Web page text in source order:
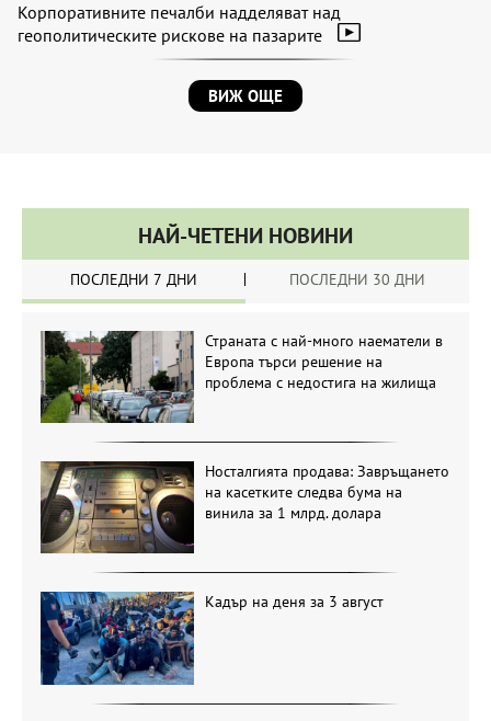
Корпоративните печалби надделяват над
геополитическите рискове на пазарите
ВИЖ ОЩЕ
НАЙ-ЧЕТЕНИ НОВИНИ
ПОСЛЕДНИ 7 ДНИ ПОСЛЕДНИ 30 ДНИ
Страната с най-много наематели в
Европа търси решение на
проблема с недостига на жилища
Носталгията продава: Завръщането
на касетките следва бума на
винила за 1 млрд. долара
Кадър на деня за 3 август